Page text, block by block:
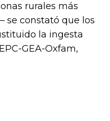
rurales más
se constató que los
la ingesta
GEA-Oxfam,